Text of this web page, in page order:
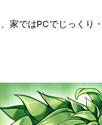
ではPCでじっくり